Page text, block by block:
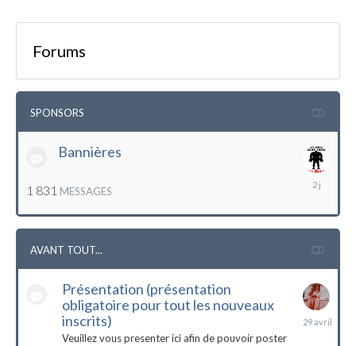
Forums
SPONSORS
Bannières
1 831 MESSAGES
lundi
AVANT TOUT...
Présentation (présentation
obligatoire pour tout les nouveaux
inscrits)
Veuillez vous presenter ici afin de pouvoir poster
29